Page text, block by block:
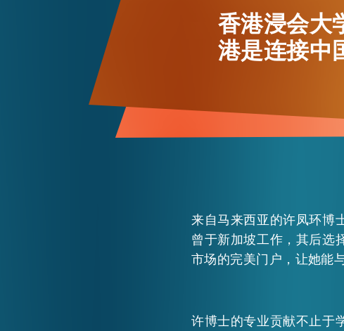
香港浸会大
港是连接中
来自马来西亚的许凤环博
曾于新加坡工作，其后选
市场的完美门户，让她能
许博士的专业贡献不止于